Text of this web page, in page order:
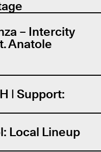
– Intercity
Anatole
| Support:
Local Lineup